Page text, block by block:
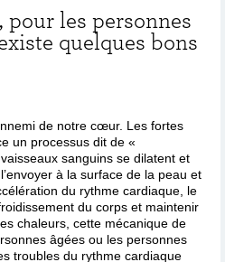
les personnes
quelques bons
de notre cœur. Les fortes
un processus dit de «
sanguins se dilatent et
à la surface de la peau et
du rythme cardiaque, le
du corps et maintenir
chaleurs, cette mécanique de
âgées ou les personnes
troubles du rythme cardiaque